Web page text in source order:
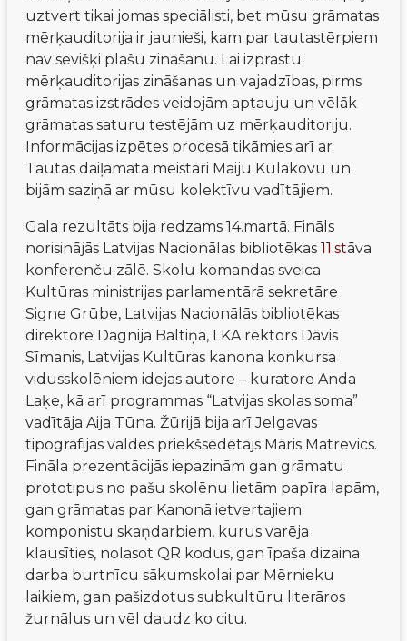
uztvert tikai jomas speciālisti, bet mūsu grāmatas
mērķauditorija ir jaunieši, kam par tautastērpiem
nav sevišķi plašu zināšanu. Lai izprastu
mērķauditorijas zināšanas un vajadzības, pirms
grāmatas izstrādes veidojām aptauju un vēlāk
grāmatas saturu testējām uz mērķauditoriju.
Informācijas izpētes procesā tikāmies arī ar
Tautas daiļamata meistari Maiju Kulakovu un
bijām saziņā ar mūsu kolektīvu vadītājiem.
Gala rezultāts bija redzams 14.martā. Fināls
norisinājās Latvijas Nacionālas bibliotēkas 11.stāva
konferenču zālē. Skolu komandas sveica
Kultūras ministrijas parlamentārā sekretāre
Signe Grūbe, Latvijas Nacionālās bibliotēkas
direktore Dagnija Baltiņa, LKA rektors Dāvis
Sīmanis, Latvijas Kultūras kanona konkursa
vidusskolēniem idejas autore – kuratore Anda
Laķe, kā arī programmas “Latvijas skolas soma”
vadītāja Aija Tūna. Žūrijā bija arī Jelgavas
tipogrāfijas valdes priekšsēdētājs Māris Matrevics.
Fināla prezentācijās iepazinām gan grāmatu
prototipus no pašu skolēnu lietām papīra lapām,
gan grāmatas par Kanonā ietvertajiem
komponistu skaņdarbiem, kurus varēja
klausīties, nolasot QR kodus, gan īpaša dizaina
darba burtnīcu sākumskolai par Mērnieku
laikiem, gan pašizdotus subkultūru literāros
žurnālus un vēl daudz ko citu.